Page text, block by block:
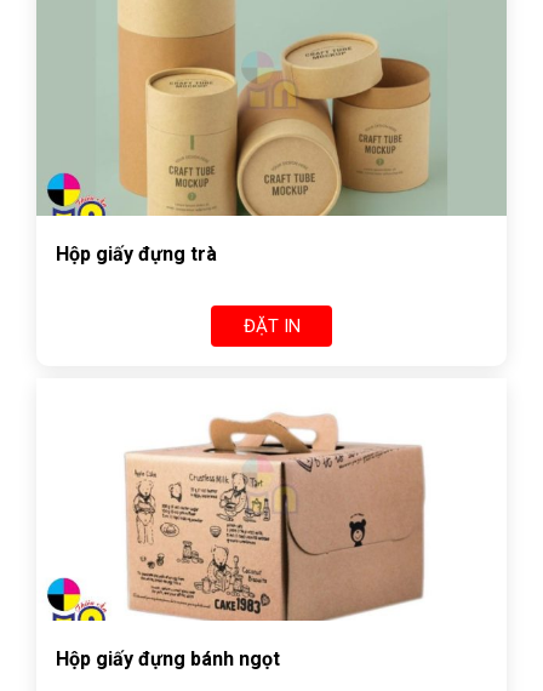
Hộp giấy đựng trà
ĐẶT IN
Hộp giấy đựng bánh ngọt